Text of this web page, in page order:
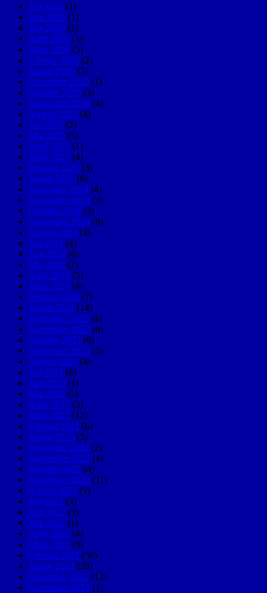
Juli 2026 (1)
Juni 2026 (1)
Mai 2026 (2)
April 2026 (1)
März 2026 (5)
Februar 2026 (2)
Januar 2026 (7)
Dezember 2025 (1)
Oktober 2025 (3)
September 2025 (4)
August 2025 (4)
Juli 2025 (2)
Mai 2025 (5)
April 2025 (1)
März 2025 (4)
Februar 2025 (3)
Januar 2025 (8)
Dezember 2024 (4)
November 2024 (3)
Oktober 2024 (2)
September 2024 (8)
August 2024 (4)
Juli 2024 (4)
Juni 2024 (6)
Mai 2024 (2)
April 2024 (5)
März 2024 (4)
Februar 2024 (7)
Januar 2024 (14)
Dezember 2023 (4)
November 2023 (6)
Oktober 2023 (6)
September 2023 (5)
August 2023 (4)
Juli 2023 (8)
Juni 2023 (1)
Mai 2023 (5)
April 2023 (3)
März 2023 (12)
Februar 2023 (6)
Januar 2023 (5)
Dezember 2022 (2)
November 2022 (4)
Oktober 2022 (4)
September 2022 (11)
August 2022 (7)
Juli 2022 (3)
Juni 2022 (3)
Mai 2022 (1)
April 2022 (4)
März 2022 (9)
Februar 2022 (56)
Januar 2022 (26)
Dezember 2021 (12)
November 2021 (1)